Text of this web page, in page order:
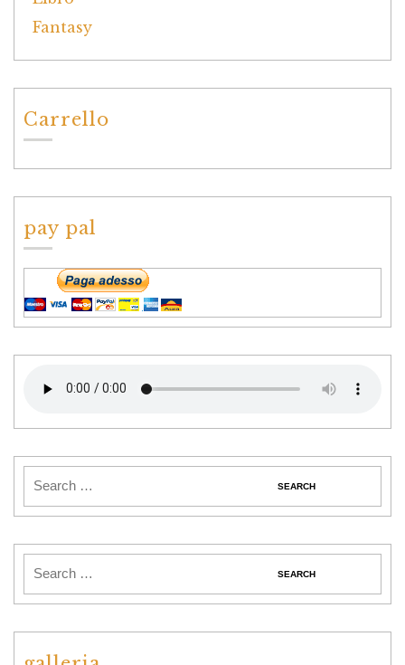
Carrello
pay pal